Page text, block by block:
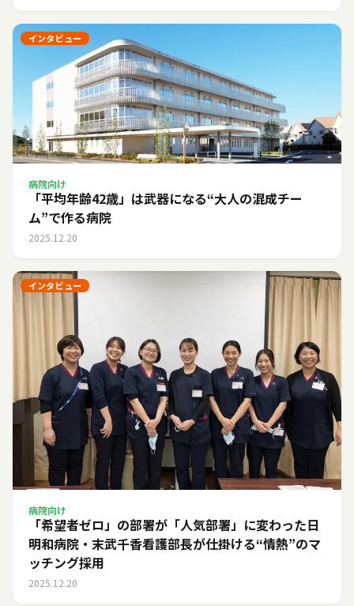
インタビュー
病院向け
「平均年齢42歳」は武器になる――“大人の混成チー
ム”で作る病院
2025.12.20
インタビュー
病院向け
「希望者ゼロ」の部署が「人気部署」に変わった日――
明和病院・末武千香看護部長が仕掛ける“情熱”のマ
ッチング採用
2025.12.20